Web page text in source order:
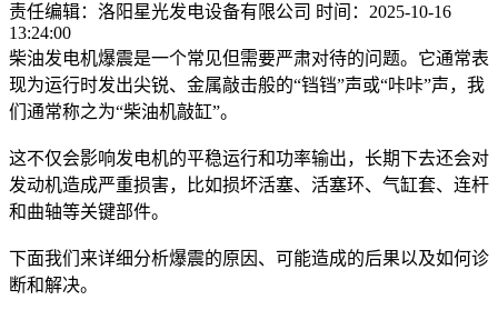
责任编辑：洛阳星光发电设备有限公司 时间：2025-10-16
13:24:00
柴油发电机爆震是一个常见但需要严肃对待的问题。它通常表
现为运行时发出尖锐、金属敲击般的“铛铛”声或“咔咔”声，我
们通常称之为“柴油机敲缸”。
这不仅会影响发电机的平稳运行和功率输出，长期下去还会对
发动机造成严重损害，比如损坏活塞、活塞环、气缸套、连杆
和曲轴等关键部件。
下面我们来详细分析爆震的原因、可能造成的后果以及如何诊
断和解决。